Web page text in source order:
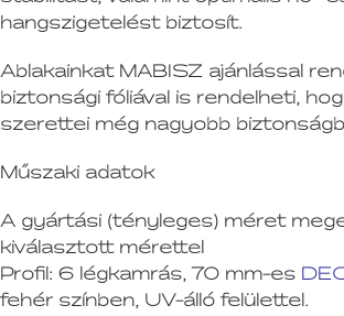
hangszigetelést biztosít.
Ablakainkat MABISZ ajánlással
biztonsági fóliával is rendelheti,
szerettei még nagyobb
Műszaki adatok
A gyártási (tényleges) méret
kiválasztott mérettel
Profil: 6 légkamrás, 70 mm-es
fehér színben, UV-álló felülettel.